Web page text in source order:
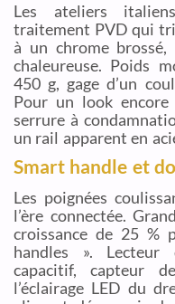
Les ateliers
traitement PVD qui
à un chrome
chaleureuse. Poids
450 g, gage d’un
Pour un look
serrure à
un rail apparent en
Smart handle et
Les poignées
l’ère connectée.
croissance de 25 %
handles ». Lecteur
capacitif, capteur
l’éclairage LED du